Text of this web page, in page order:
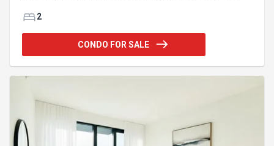
l'architecture moderne construit avec des
fenestration pleine grandeur ainsi que par ses
finitions haut de gamme. Les aires communes
2
CONDO FOR SALE